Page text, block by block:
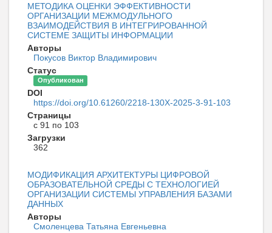
МЕТОДИКА ОЦЕНКИ ЭФФЕКТИВНОСТИ
ОРГАНИЗАЦИИ МЕЖМОДУЛЬНОГО
ВЗАИМОДЕЙСТВИЯ В ИНТЕГРИРОВАННОЙ
СИСТЕМЕ ЗАЩИТЫ ИНФОРМАЦИИ
Авторы
Покусов Виктор Владимирович
Статус
Опубликован
DOI
https://doi.org/10.61260/2218-130X-2025-3-91-103
Страницы
с 91 по 103
Загрузки
362
МОДИФИКАЦИЯ АРХИТЕКТУРЫ ЦИФРОВОЙ
ОБРАЗОВАТЕЛЬНОЙ СРЕДЫ С ТЕХНОЛОГИЕЙ
ОРГАНИЗАЦИИ СИСТЕМЫ УПРАВЛЕНИЯ БАЗАМИ
ДАННЫХ
Авторы
Смоленцева Татьяна Евгеньевна